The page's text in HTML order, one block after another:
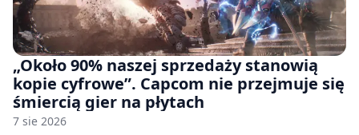
„Około 90% naszej sprzedaży stanowią
kopie cyfrowe”. Capcom nie przejmuje się
śmiercią gier na płytach
7 sie 2026